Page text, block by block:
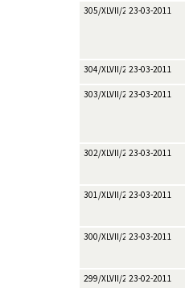
305/XLVII/201123-03-2011
304/XLVII/201123-03-2011
303/XLVII/201123-03-2011
302/XLVII/201123-03-2011
301/XLVII/201123-03-2011
300/XLVII/201123-03-2011
299/XLVII/201123-02-2011